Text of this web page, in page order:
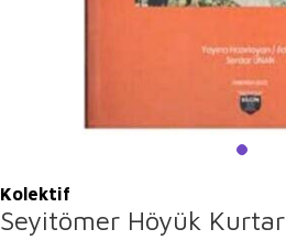
Kolektif
Seyitömer Höyük